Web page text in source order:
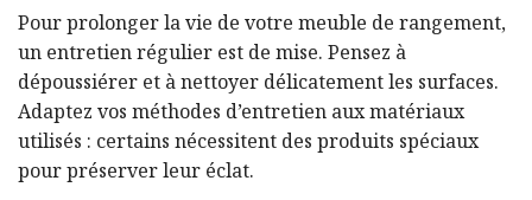
Pour prolonger la vie de votre meuble de rangement,
un entretien régulier est de mise. Pensez à
dépoussiérer et à nettoyer délicatement les surfaces.
Adaptez vos méthodes d’entretien aux matériaux
utilisés : certains nécessitent des produits spéciaux
pour préserver leur éclat.